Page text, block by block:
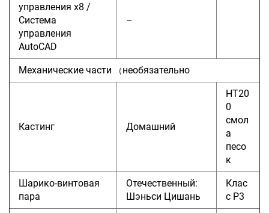
управления x8 /
Система
управления
AutoCAD
–
Механические части （необязательно
Кастинг Домашний
HT20
0
смол
а
песо
к
Шарико-винтовая
пара
Отечественный:
Шэньси Цишань
Клас
с P3